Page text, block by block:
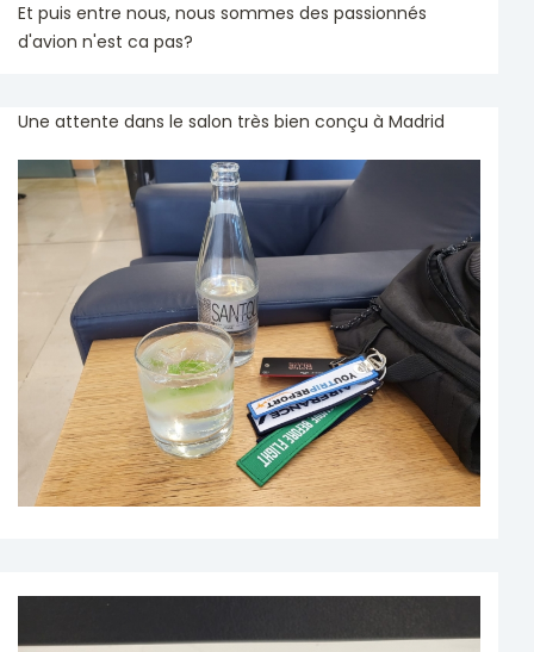
Et puis entre nous, nous sommes des passionnés
d'avion n'est ca pas?
Une attente dans le salon très bien conçu à Madrid